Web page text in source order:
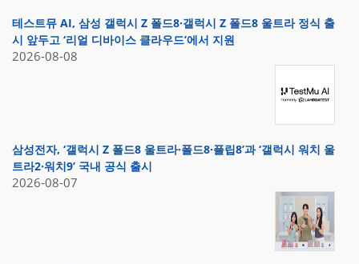
테스트뮤 AI, 삼성 갤럭시 Z 폴드8·갤럭시 Z 폴드8 울트라 정식 출
시 앞두고 ‘리얼 디바이스 클라우드’에서 지원
2026-08-08
삼성전자, ‘갤럭시 Z 폴드8 울트라·폴드8·플립8’과 ‘갤럭시 워치 울
트라2·워치9’ 국내 공식 출시
2026-08-07